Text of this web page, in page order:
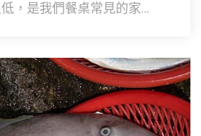
，是我們餐桌常見的家...